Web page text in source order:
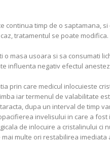
timp de o saptamana, si
tratamentul se poate modifica.
masa usoara si sa consumati
influenta negativ efectul
prin care medicul inlocuieste
iar termenul de valabilitate
dupa un interval de timp
invelisului in care a
de inlocuire a cristalinului ci
multe ori restabilirea imediata